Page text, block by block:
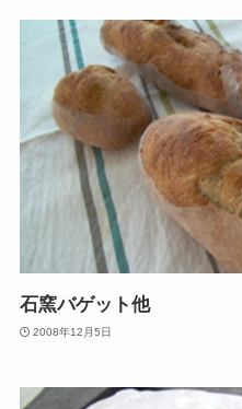
石窯バゲット他
2008年12月5日